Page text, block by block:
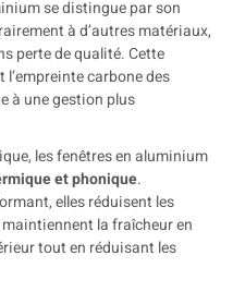
se distingue par son
à d’autres matériaux,
perte de qualité. Cette
carbone des
à une gestion plus
les fenêtres en aluminium
et phonique.
elles réduisent les
la fraîcheur en
tout en réduisant les